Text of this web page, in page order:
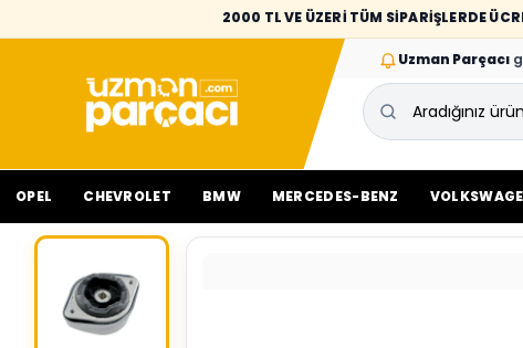
2000 TL VE ÜZERİ TÜM SİPARİŞLERDE
Uzman Parçacı
OPEL CHEVROLET BMW MERCEDES-BENZ